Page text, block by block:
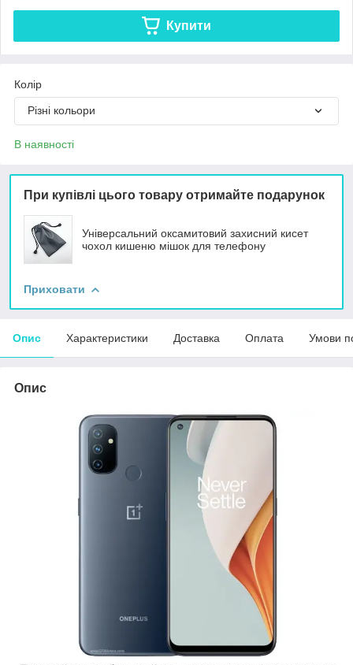
Купити
Колір
Різні кольори
В наявності
При купівлі цього товару отримайте подарунок
Універсальний оксамитовий захисний кисет
чохол кишеню мішок для телефону
Приховати
Опис Характеристики Доставка Оплата Умови
Опис